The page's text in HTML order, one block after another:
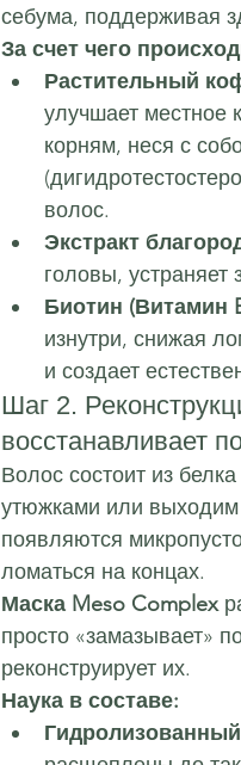
себума, поддерживая
За счет чего
Растительный
улучшает местное
корням, неся с
волос.
Экстракт
головы, устраняет
Биотин (Витамин
изнутри, снижая
и создает
Шаг 2.
восстанавливает
Волос состоит из
утюжками или выходим
появляются
ломаться на концах.
Маска Meso Complex
просто «замазывает»
реконструирует их.
Наука в составе: